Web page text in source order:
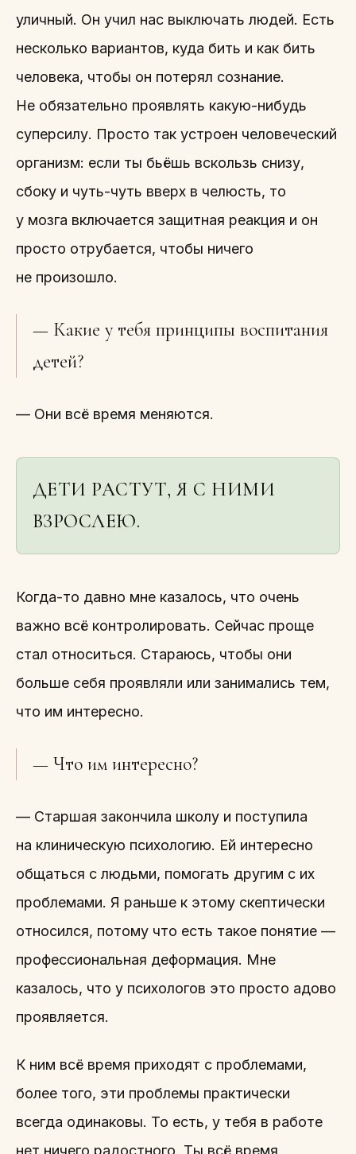
уличный. Он учил нас выключать людей. Есть
несколько вариантов, куда бить и как бить
человека, чтобы он потерял сознание.
Не обязательно проявлять какую-нибудь
суперсилу. Просто так устроен человеческий
организм: если ты бьёшь вскользь снизу,
сбоку и чуть-чуть вверх в челюсть, то
у мозга включается защитная реакция и он
просто отрубается, чтобы ничего
не произошло.
— Какие у тебя принципы воспитания
детей?
— Они всё время меняются.
ДЕТИ РАСТУТ, Я С НИМИ
ВЗРОСЛЕЮ.
Когда-то давно мне казалось, что очень
важно всё контролировать. Сейчас проще
стал относиться. Стараюсь, чтобы они
больше себя проявляли или занимались тем,
что им интересно.
— Что им интересно?
— Старшая закончила школу и поступила
на клиническую психологию. Ей интересно
общаться с людьми, помогать другим с их
проблемами. Я раньше к этому скептически
относился, потому что есть такое понятие —
профессиональная деформация. Мне
казалось, что у психологов это просто адово
проявляется.
К ним всё время приходят с проблемами,
более того, эти проблемы практически
всегда одинаковы. То есть, у тебя в работе
нет ничего радостного. Ты всё время